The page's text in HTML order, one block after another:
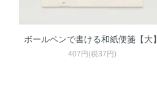
ボールペンで書ける和紙便箋【大】
407円(税37円)